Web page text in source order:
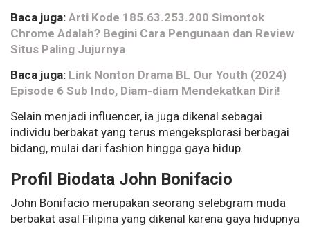
Baca juga: Arti Kode 185.63.253.200 Simontok
Chrome Adalah? Begini Cara Pengunaan dan Review
Situs Paling Jujurnya
Baca juga: Link Nonton Drama BL Our Youth (2024)
Episode 6 Sub Indo, Diam-diam Mendekatkan Diri!
Selain menjadi influencer, ia juga dikenal sebagai
individu berbakat yang terus mengeksplorasi berbagai
bidang, mulai dari fashion hingga gaya hidup.
Profil Biodata John Bonifacio
John Bonifacio merupakan seorang selebgram muda
berbakat asal Filipina yang dikenal karena gaya hidupnya